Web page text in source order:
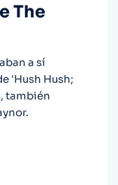
The
a sí
'Hush Hush;
también